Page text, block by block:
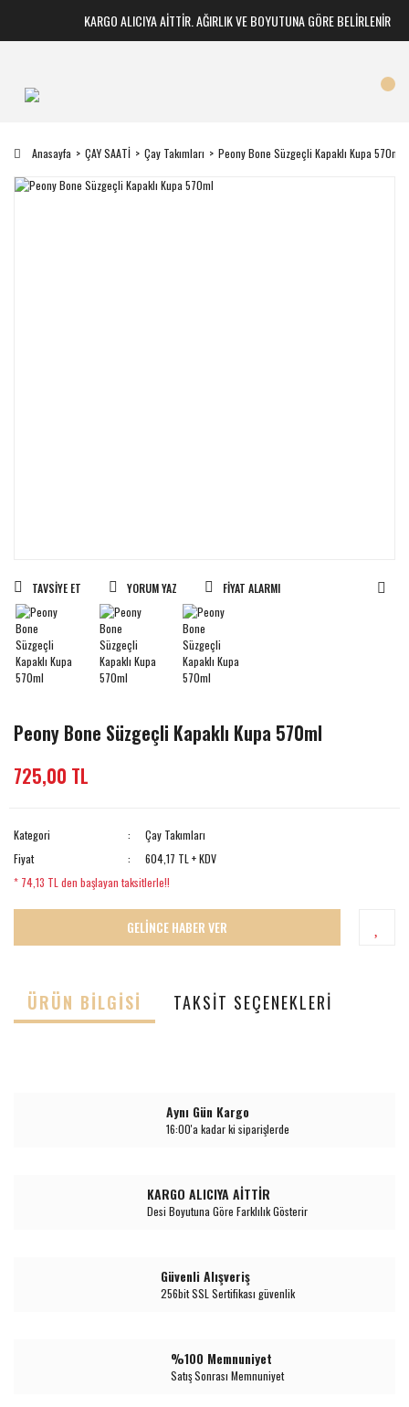
KARGO ALICIYA AİTTİR. AĞIRLIK VE BOYUTUNA GÖRE BELİRLENİR
Anasayfa ÇAY SAATİ Çay Takımları Peony Bone Süzgeçli Kapaklı Kupa 570ml
TAVSIYE ET YORUM YAZ FIYAT ALARMI
Peony Bone Süzgeçli Kapaklı Kupa 570ml
725,00 TL
Kategori
Çay Takımları
Fiyat
604,17 TL + KDV
* 74,13 TL den başlayan taksitlerle!!
GELİNCE HABER VER
ÜRÜN BILGISI TAKSIT SEÇENEKLERI
Aynı Gün Kargo
16:00'a kadar ki siparişlerde
KARGO ALICIYA AİTTİR
Desi Boyutuna Göre Farklılık Gösterir
Güvenli Alışveriş
256bit SSL Sertifikası güvenlik
%100 Memnuniyet
Satış Sonrası Memnuniyet